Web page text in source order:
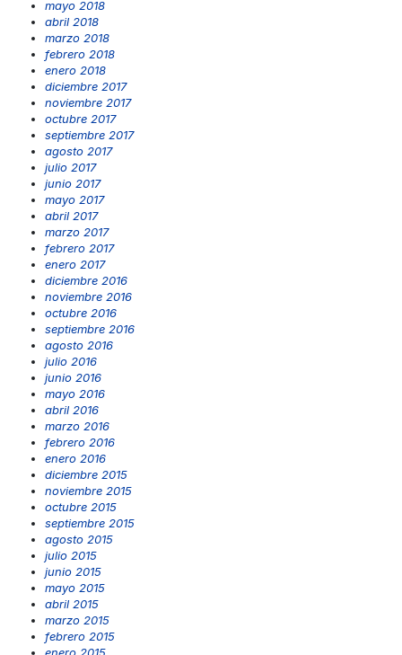
mayo 2018
abril 2018
marzo 2018
febrero 2018
enero 2018
diciembre 2017
noviembre 2017
octubre 2017
septiembre 2017
agosto 2017
julio 2017
junio 2017
mayo 2017
abril 2017
marzo 2017
febrero 2017
enero 2017
diciembre 2016
noviembre 2016
octubre 2016
septiembre 2016
agosto 2016
julio 2016
junio 2016
mayo 2016
abril 2016
marzo 2016
febrero 2016
enero 2016
diciembre 2015
noviembre 2015
octubre 2015
septiembre 2015
agosto 2015
julio 2015
junio 2015
mayo 2015
abril 2015
marzo 2015
febrero 2015